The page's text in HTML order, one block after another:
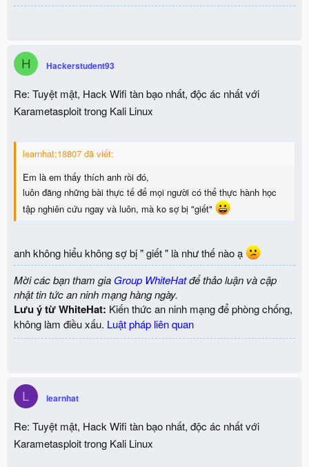
H Hackerstudent93
Re: Tuyệt mật, Hack Wifi tàn bạo nhất, độc ác nhất với
Karametasploit trong Kali Linux
learnhat;18807 đã viết:
Em là em thấy thích anh rồi đó,
luôn đăng những bài thực tế để mọi người có thể thực hành học
tập nghiên cứu ngay và luôn, mà ko sợ bị "giết"
anh không hiểu không sợ bị " giết " là như thế nào ạ
Mời các bạn tham gia Group WhiteHatđể thảo luận và cập
nhật tin tức an ninh mạng hàng ngày.
Lưu ý từ WhiteHat: Kiến thức an ninh mạng để phòng chống,
không làm điều xấu. Luật pháp liên quan
L learnhat
Re: Tuyệt mật, Hack Wifi tàn bạo nhất, độc ác nhất với
Karametasploit trong Kali Linux